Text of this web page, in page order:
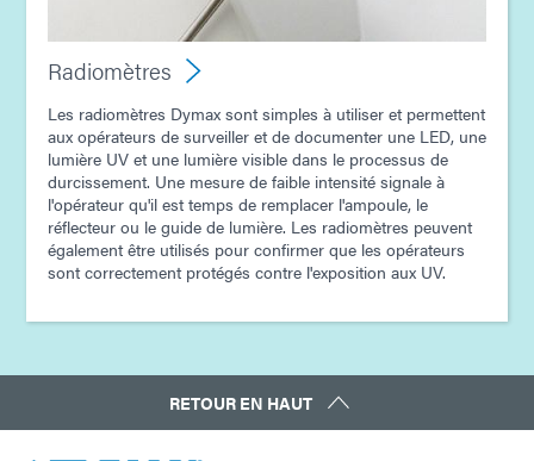
Radiomètres
Les radiomètres Dymax sont simples à utiliser et permettent
aux opérateurs de surveiller et de documenter une LED, une
lumière UV et une lumière visible dans le processus de
durcissement. Une mesure de faible intensité signale à
l'opérateur qu'il est temps de remplacer l'ampoule, le
réflecteur ou le guide de lumière. Les radiomètres peuvent
également être utilisés pour confirmer que les opérateurs
sont correctement protégés contre l'exposition aux UV.
RETOUR EN HAUT